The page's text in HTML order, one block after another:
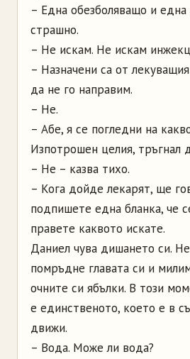
– Една обезболяващо и
страшно.
– Не искам. Не искам
– Назначени са от
да не го направим.
– Не.
– Абе, я се погледни на
Изпотрошен целия, тръгнал
– Не – казва тихо.
– Кога дойде лекарят, ще
подпишете една бланка, че
правете каквото искате.
Даниел чува дишането си.
помръдне главата си и
очните си ябълки. В този
е единственото, което е в
движи.
– Вода. Може ли вода?